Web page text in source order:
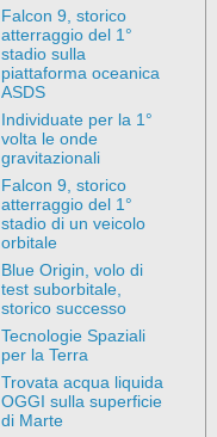
Falcon 9, storico
atterraggio del 1°
stadio sulla
piattaforma oceanica
ASDS
Individuate per la 1°
volta le onde
gravitazionali
Falcon 9, storico
atterraggio del 1°
stadio di un veicolo
orbitale
Blue Origin, volo di
test suborbitale,
storico successo
Tecnologie Spaziali
per la Terra
Trovata acqua liquida
OGGI sulla superficie
di Marte